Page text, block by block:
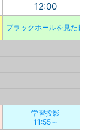
12:00
ブラックホールを見た日
学習投影
11:55～